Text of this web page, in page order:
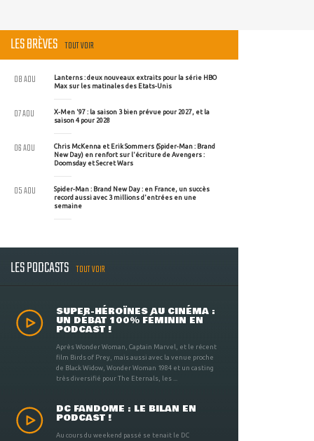
LES BRÈVES TOUT VOIR
Lanterns : deux nouveaux extraits pour la série HBO
Max sur les matinales des Etats-Unis
08 AOU
X-Men '97 : la saison 3 bien prévue pour 2027, et la
saison 4 pour 2028
07 AOU
Chris McKenna et Erik Sommers (Spider-Man : Brand
New Day) en renfort sur l'écriture de Avengers :
Doomsday et Secret Wars
06 AOU
Spider-Man : Brand New Day : en France, un succès
record aussi avec 3 millions d'entrées en une
semaine
05 AOU
LES PODCASTS TOUT VOIR
SUPER-HÉROÏNES AU CINÉMA :
UN DÉBAT 100% FÉMININ EN
PODCAST !
Après Wonder Woman, Captain Marvel, et le récent
film Birds of Prey, mais aussi avec la venue proche
de Black Widow, Wonder Woman 1984 et un casting
très diversifié pour The Eternals, les ...
DC FANDOME : LE BILAN EN
PODCAST !
Au cours du weekend passé se tenait le DC